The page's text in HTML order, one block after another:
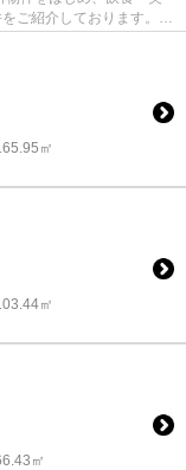
ご紹介しております。
㎡
㎡
㎡